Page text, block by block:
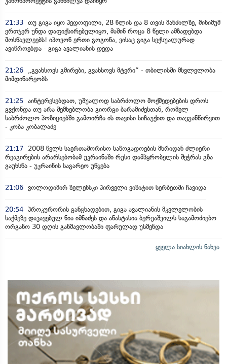
21:33 თუ გიგა იყო პედოფილი, 28 წლის და 8 თვის მანძილზე, მინიმუმ
ერთჯერ უნდა დაფიქსირებულიყო, მაშინ როცა 8 წელი ამზადებდა
მოსწავლეებს! იპოვონ ერთი გოგონა, ვისაც გიგა სექსუალურად
ავიწროებდა - გიგა ავალიანის დედა
21:26
„გვახსოვს გმირები, გვახსოვს მტერი” - თბილისში მსვლელობა
მიმდინარეობს
21:25 აინტერესებდათ, უშუალოდ საბრძოლო მოქმედებების დროს
გვქონდა თუ არა შემხებლობა გიორგი ბარამიძესთან, რომელ
საბრძოლო პოზიციებში გამოირჩა ის თავისი სიჩაუქით და თავგანწირვით
- კობა კობალაძე
21:17
2008 წელს საერთაშორისო საზოგადოების მხრიდან ძლიერი
რეაგირების არარსებობამ უკრაინაში რუსი დამპყრობელის შეჭრას გზა
გაუხსნა - უკრაინის საგარეო უწყება
21:06 ვოლოდიმირ ზელენსკი პირველი ვიზიტით სერბეთში ჩავიდა
20:54 პროკურორის განცხადებით, გიგა ავალიანის მკვლელობის
საქმეზე დაკავებულ ნია იმნაძეს და ანასტასია ბერუაშვილს საგამოძიებო
ორგანო 30 დღის განმავლობაში ფარულად უსმენდა
ყველა სიახლის ნახვა